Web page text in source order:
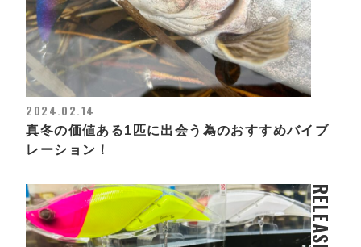
2024.02.14
真冬の価値ある1匹に出会う為のおすすめバイブ
レーション！
RELEASE